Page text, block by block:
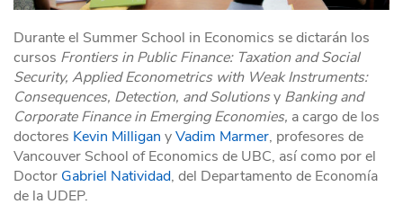
Durante el Summer School in Economics se dictarán los
cursos Frontiers in Public Finance: Taxation and Social
Security, Applied Econometrics with Weak Instruments:
Consequences, Detection, and Solutionsy Banking and
Corporate Finance in Emerging Economies, a cargo de los
doctores Kevin Milligan yVadim Marmer, profesores de
Vancouver School of Economics de UBC, así como por el
Doctor Gabriel Natividad, del Departamento de Economía
de la UDEP.